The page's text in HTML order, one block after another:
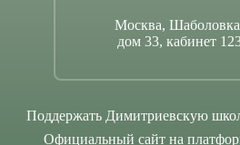
Москва,
дом 33, кабинет
Поддержать Димитриевскую
Официальный сайт на